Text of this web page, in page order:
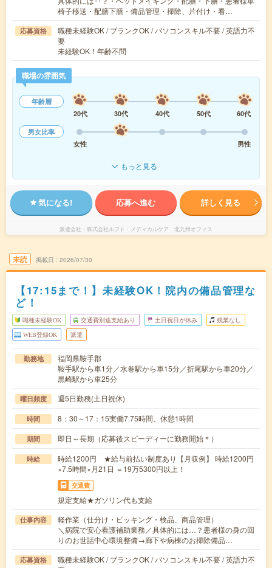
椅子移送・配膳下膳・備品管理・掃除、片付け・看…
応募資格
職種未経験OK / ブランクOK / パソコンスキル不要 / 英語力不
要
未経験OK！年齢不問
職場の雰囲気
年齢層
20代
30代 40代 50代
60代
男女比率
女性
男性
もっと見る
気になる! 応募へ進む 詳しく見る
派遣会社 株式会社ルフト・メディカルケア 北九州オフィス
未読 掲載日 2026/07/30
【17:15まで！】未経験OK！院内の備品管理な
ど！
職種未経験OK 交通費別途支給あり 土日祝日が休み 残業なし
WEB登録OK 派遣
勤務地
福岡県鞍手郡
鞍手駅から車1分／水巻駅から車15分／折尾駅から車20分／
黒崎駅から車25分
曜日頻度 週5日勤務(土日祝休)
時間 8：30～17：15実働7.75時間、休憩1時間
期間 即日～長期（応募後スピーディーに勤務開始＊）
時給
時給1200円 ★給与前払い制度あり【月収例】 時給1200円
×7.5時間×月21日 ＝19万5300円以上！
交通費
規定支給★ガソリン代も支給
仕事内容
軽作業（仕分け・ピッキング・検品、商品管理）
＼病院で安心看護補助業務／具体的には…？患者様の身の回
りのお世話中心環境整備→廊下や病棟のお掃除備品…
応募資格
職種未経験OK / ブランクOK / パソコンスキル不要 / 英語力不